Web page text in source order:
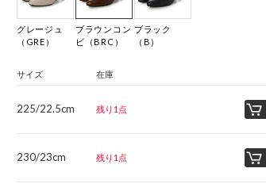
グレージュ
（GRE）
ブラウンコン
ビ（BRC）
ブラック
（B）
サイズ 在庫
225/22.5cm 残り1点
230/23cm 残り1点